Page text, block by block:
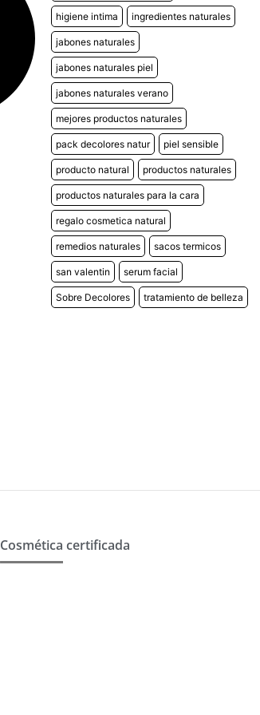
higiene intima ingredientes naturales
jabones naturales
jabones naturales piel
jabones naturales verano
mejores productos naturales
pack decolores natur piel sensible
producto natural productos naturales
productos naturales para la cara
regalo cosmetica natural
remedios naturales sacos termicos
san valentin serum facial
Sobre Decolores tratamiento de belleza
Cosmética certificada